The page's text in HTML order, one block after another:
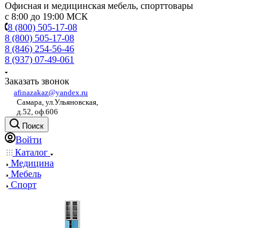
Офисная и медицинская мебель, спорттовары
с 8:00 до 19:00 МСК
8 (800) 505-17-08
8 (800) 505-17-08
8 (846) 254-56-46
8 (937) 07-49-061
Заказать звонок
afinazakaz@yandex.ru
Самара, ул.Ульяновская,
д.52, оф.606
Поиск
Войти
Каталог
Медицина
Мебель
Спорт